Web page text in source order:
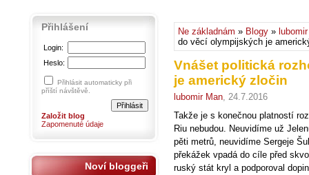
Ne základnám » Blogy »
do věcí olympijských je
Vnášet politická
je americký zločin
lubomir Man, 24.7.2016
Takže je s konečnou platností
Riu nebudou. Neuvidíme už
pěti metrů, neuvidíme Sergeje
překážek vpadá do cíle před
ruský stát kryl a podporoval
Přihlášení
Login:
Heslo:
Přihlásit automaticky při
příští návštěvě.
Založit blog
Zapomenuté údaje
Noví bloggeři